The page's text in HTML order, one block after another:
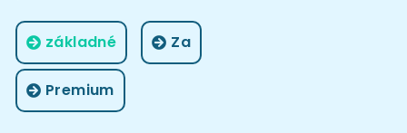
základné Za
Premium